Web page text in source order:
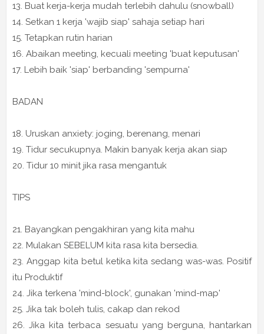
13. Buat kerja-kerja mudah terlebih dahulu (snowball)
14. Setkan 1 kerja 'wajib siap' sahaja setiap hari
15. Tetapkan rutin harian
16. Abaikan meeting, kecuali meeting 'buat keputusan'
17. Lebih baik 'siap' berbanding 'sempurna'
BADAN
18. Uruskan anxiety: joging, berenang, menari
19. Tidur secukupnya. Makin banyak kerja akan siap
20. Tidur 10 minit jika rasa mengantuk
TIPS
21. Bayangkan pengakhiran yang kita mahu
22. Mulakan SEBELUM kita rasa kita bersedia.
23. Anggap kita betul ketika kita sedang was-was. Positif
itu Produktif
24. Jika terkena 'mind-block', gunakan 'mind-map'
25. Jika tak boleh tulis, cakap dan rekod
26. Jika kita terbaca sesuatu yang berguna, hantarkan